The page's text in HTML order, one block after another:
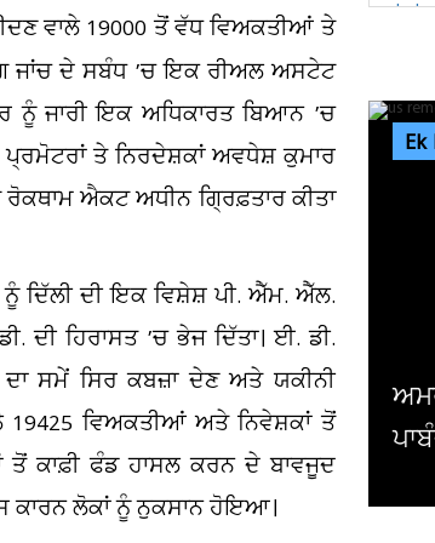
ਵਾਲੇ 19000 ਤੋਂ ਵੱਧ ਵਿਅਕਤੀਆਂ ਤੇ
ਜਾਂਚ ਦੇ ਸਬੰਧ ’ਚ ਇਕ ਰੀਅਲ ਅਸਟੇਟ
ਨੂੰ ਜਾਰੀ ਇਕ ਅਧਿਕਾਰਤ ਬਿਆਨ ’ਚ
ਤੇ ਨਿਰਦੇਸ਼ਕਾਂ ਅਵਧੇਸ਼ ਕੁਮਾਰ
ਐਕਟ ਅਧੀਨ ਗ੍ਰਿਫ਼ਤਾਰ ਕੀਤਾ
ਦਿੱਲੀ ਦੀ ਇਕ ਵਿਸ਼ੇਸ਼ ਪੀ. ਐੱਮ. ਐੱਲ.
ਹਿਰਾਸਤ ’ਚ ਭੇਜ ਦਿੱਤਾ। ਈ. ਡੀ.
ਸਮੇਂ ਸਿਰ ਕਬਜ਼ਾ ਦੇਣ ਅਤੇ ਯਕੀਨੀ
19425 ਵਿਅਕਤੀਆਂ ਅਤੇ ਨਿਵੇਸ਼ਕਾਂ ਤੋਂ
ਕਾਫ਼ੀ ਫੰਡ ਹਾਸਲ ਕਰਨ ਦੇ ਬਾਵਜੂਦ
ਕਾਰਨ ਲੋਕਾਂ ਨੂੰ ਨੁਕਸਾਨ ਹੋਇਆ।
Ek
ਅਮਰੀਕਾ ਨੇ ਇਰਾਕੀ
ਪਾਬੰਦੀ